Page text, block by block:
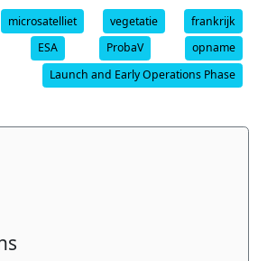
microsatelliet vegetatie
frankrijk
ESA ProbaV
opname
Launch and Early Operations Phase